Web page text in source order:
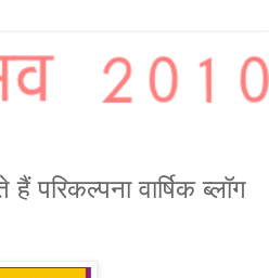
परिकल्पना वार्षिक ब्लॉग